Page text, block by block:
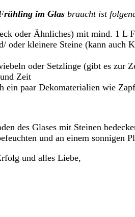
im Glas braucht ist
oder Ähnliches) mit mind. 1 L
oder kleinere Steine (kann auch
oder Setzlinge (gibt es zur
Zeit
ein paar Dekomaterialien wie
des Glases mit Steinen
und an einem sonnigen
und alles Liebe,